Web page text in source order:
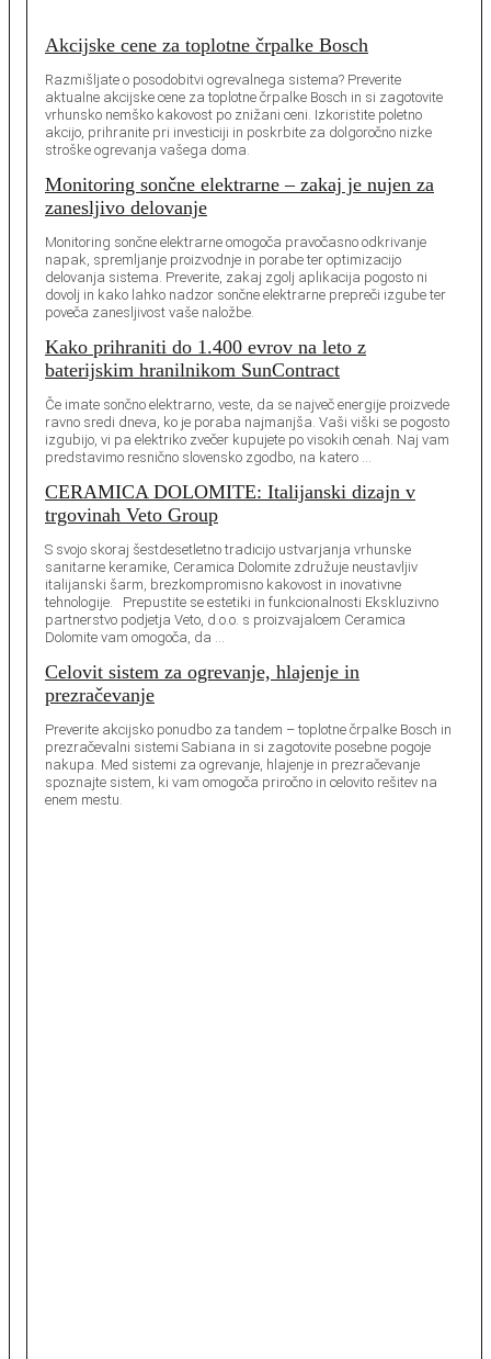
Akcijske cene za toplotne črpalke Bosch
Razmišljate o posodobitvi ogrevalnega sistema? Preverite
aktualne akcijske cene za toplotne črpalke Bosch in si zagotovite
vrhunsko nemško kakovost po znižani ceni. Izkoristite poletno
akcijo, prihranite pri investiciji in poskrbite za dolgoročno nizke
stroške ogrevanja vašega doma.
Monitoring sončne elektrarne – zakaj je nujen za
zanesljivo delovanje
Monitoring sončne elektrarne omogoča pravočasno odkrivanje
napak, spremljanje proizvodnje in porabe ter optimizacijo
delovanja sistema. Preverite, zakaj zgolj aplikacija pogosto ni
dovolj in kako lahko nadzor sončne elektrarne prepreči izgube ter
poveča zanesljivost vaše naložbe.
Kako prihraniti do 1.400 evrov na leto z
baterijskim hranilnikom SunContract
Če imate sončno elektrarno, veste, da se največ energije proizvede
ravno sredi dneva, ko je poraba najmanjša. Vaši viški se pogosto
izgubijo, vi pa elektriko zvečer kupujete po visokih cenah. Naj vam
predstavimo resnično slovensko zgodbo, na katero …
CERAMICA DOLOMITE: Italijanski dizajn v
trgovinah Veto Group
S svojo skoraj šestdesetletno tradicijo ustvarjanja vrhunske
sanitarne keramike, Ceramica Dolomite združuje neustavljiv
italijanski šarm, brezkompromisno kakovost in inovativne
tehnologije. Prepustite se estetiki in funkcionalnosti Ekskluzivno
partnerstvo podjetja Veto, d.o.o. s proizvajalcem Ceramica
Dolomite vam omogoča, da …
Celovit sistem za ogrevanje, hlajenje in
prezračevanje
Preverite akcijsko ponudbo za tandem – toplotne črpalke Bosch in
prezračevalni sistemi Sabiana in si zagotovite posebne pogoje
nakupa. Med sistemi za ogrevanje, hlajenje in prezračevanje
spoznajte sistem, ki vam omogoča priročno in celovito rešitev na
enem mestu.